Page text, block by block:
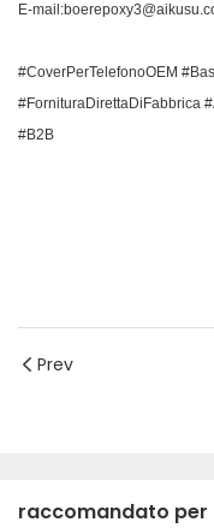
E-
#CoverPerTelefonoOEM
#FornituraDirettaDiFabbrica
#B2B
Prev
raccomandato per